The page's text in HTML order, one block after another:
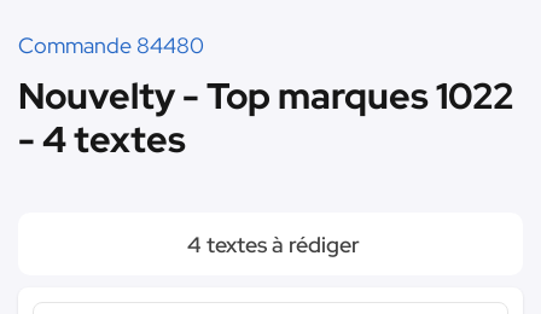
Commande 84480
Nouvelty - Top marques 1022
- 4 textes
4 textes à rédiger